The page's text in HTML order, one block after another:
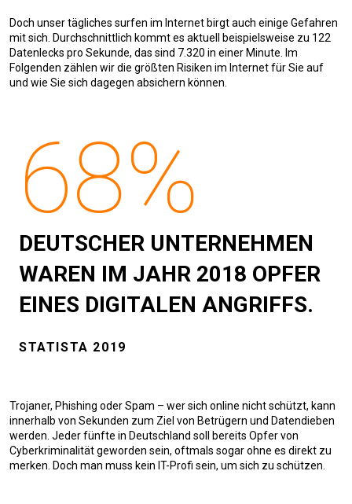
Doch unser tägliches surfen im Internet birgt auch einige Gefahren
mit sich. Durchschnittlich kommt es aktuell beispielsweise zu 122
Datenlecks pro Sekunde, das sind 7.320 in einer Minute. Im
Folgenden zählen wir die größten Risiken im Internet für Sie auf
und wie Sie sich dagegen absichern können.
68%
DEUTSCHER UNTERNEHMEN
WAREN IM JAHR 2018 OPFER
EINES DIGITALEN ANGRIFFS.
STATISTA 2019
Trojaner, Phishing oder Spam – wer sich online nicht schützt, kann
innerhalb von Sekunden zum Ziel von Betrügern und Datendieben
werden. Jeder fünfte in Deutschland soll bereits Opfer von
Cyberkriminalität geworden sein, oftmals sogar ohne es direkt zu
merken. Doch man muss kein IT-Profi sein, um sich zu schützen.